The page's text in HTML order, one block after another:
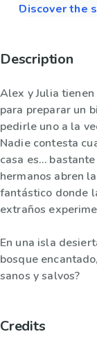
Discover the
Description
Alex y Julia
para preparar un
pedirle uno a la
Nadie contesta
casa es…
hermanos abren
fantástico donde
extraños
En una isla
bosque
sanos y salvos?
Credits